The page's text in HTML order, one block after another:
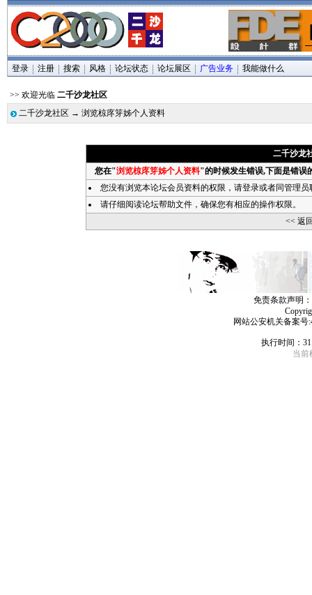
登录 注册 搜索 风格 论坛状态 论坛展区 广告业务 我能做什么
>> 欢迎光临 二千沙龙社区
二千沙龙社区 → 浏览椋庝笌姊个人资料
二千沙龙
您在"浏览椋庝笌姊个人资料"的时候发生错误,下面是错误
您没有浏览本论坛会员资料的权限，请登录或者同管理员
请仔细阅读论坛帮助文件，确保您有相应的操作权限。
<< 返
免责条款声明
网站公安机关备案号
执行时间：
当前